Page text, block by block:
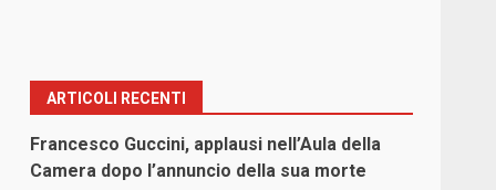
ARTICOLI RECENTI
Francesco Guccini, applausi nell’Aula della
Camera dopo l’annuncio della sua morte